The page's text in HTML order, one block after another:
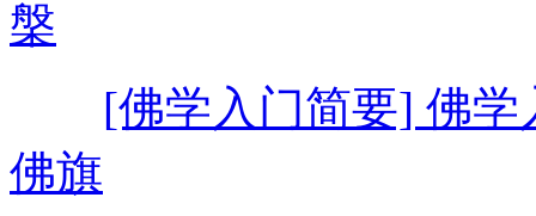
槃
[佛学入门简要] 佛
佛旗